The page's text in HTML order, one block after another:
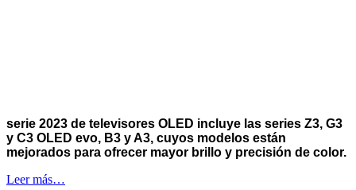
serie 2023 de televisores OLED incluye las series Z3, G3
y C3 OLED evo, B3 y A3, cuyos modelos están
mejorados para ofrecer mayor brillo y precisión de color.
Leer más…